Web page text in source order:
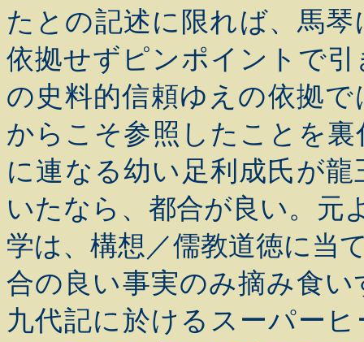
たとの記述に限れば、馬
依拠せずピンポイントで
の史料的信頼ゆえの依拠
からこそ参照したことを
に連なる幼い足利成氏が
いたなら、都合が良い。元
学は、構想／儒教道徳に当
合の良い事実のみ摘み食
九代記に於けるスーパー